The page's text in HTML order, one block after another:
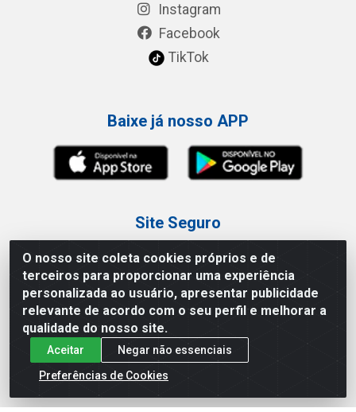
O nosso site coleta cookies próprios e de
terceiros para proporcionar uma experiência
personalizada ao usuário, apresentar publicidade
relevante de acordo com o seu perfil e melhorar a
qualidade do nosso site.
Aceitar
Negar não essenciais
Preferências de Cookies
Instagram
Facebook
TikTok
Baixe já nosso APP
Site Seguro
Loja / Showroom
Tel.: (11) 3227-0546
Av Vautier, 587/597 - Pari - São Paulo/SP